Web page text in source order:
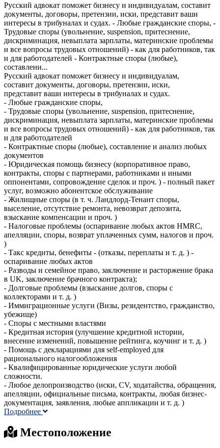
Русский адвокат поможет бизнесу и индивидуалам, составит
документы, договоры, претензии, иски, представит ваши
интересы в трибуналах и судах. - Любые гражданские споры, -
Трудовые споры (увольнение, suspension, притеснение,
дискриминация, невыплата зарплаты, материнские проблемы
и все вопросы трудовых отношений) - как для работников, так
и для работодателей - Контрактные споры (любые),
составлени...
Русский адвокат поможет бизнесу и индивидуалам,
составит документы, договоры, претензии, иски,
представит ваши интересы в трибуналах и судах.
- Любые гражданские споры,
- Трудовые споры (увольнение, suspension, притеснение,
дискриминация, невыплата зарплаты, материнские проблемы
и все вопросы трудовых отношений) - как для работников, так
и для работодателей
- Контрактные споры (любые), составление и анализ любых
документов
- Юридическая помощь бизнесу (корпоративное право,
контракты, споры с партнерами, работниками и иными
оппонентами, сопровождение сделок и проч. ) - полный пакет
услуг, возможно абонентское обслуживание
- Жилищные споры (в т. ч. Ландлорд-Тенант споры,
выселение, отсутствие ремонта, невозврат депозита,
взыскание компенсации и проч. )
- Налоговые проблемы (оспаривание любых актов HMRC,
апелляции, споры, возврат уплаченных сумм, налогов и проч.
)
- Такс кредиты, бенефиты - (отказы, переплаты и т. д. ) -
оспаривание любых актов
- Разводы и семейное право, заключение и расторжение брака
в UK, заключение брачного контракта);
- Долговые проблемы (взыскание долгов, споры с
коллекторами и т. д. )
- Иммиграционные услуги (Визы, резидентство, гражданство,
убежище)
- Споры с местными властями
- Кредитная история (улучшение кредитной истории,
внесение изменений, повышение рейтинга, коучинг и т. д. )
- Помощь с декларациями для self-employed для
рационального налогообложения
- Квалифицированные юридические услуги любой
сложности.
- Любое делопроизводство (иски, CV, ходатайства, обращения,
апелляции, официальные письма, контракты, любая бизнес-
документация, заявления, любые аппликации и т. д. )
Подробнее
Местоположение